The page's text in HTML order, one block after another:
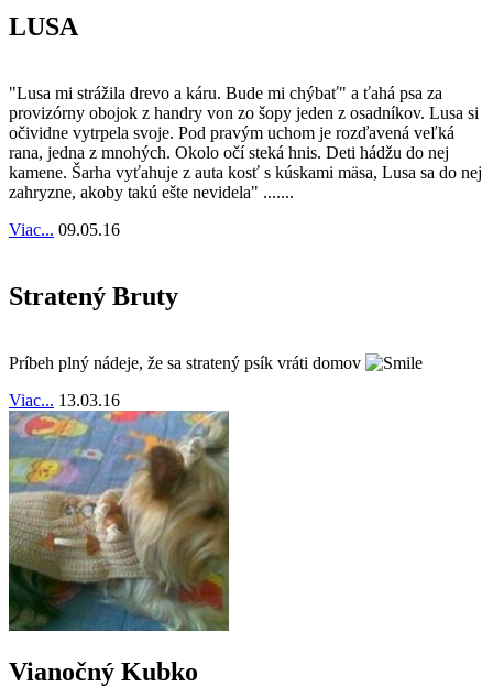
LUSA
"Lusa mi strážila drevo a káru. Bude mi chýbať" a ťahá psa za
provizórny obojok z handry von zo šopy jeden z osadníkov. Lusa si
očividne vytrpela svoje. Pod pravým uchom je rozďavená veľká
rana, jedna z mnohých. Okolo očí steká hnis. Deti hádžu do nej
kamene. Šarha vyťahuje z auta kosť s kúskami mäsa, Lusa sa do nej
zahryzne, akoby takú ešte nevidela" .......
Viac... 09.05.16
Stratený Bruty
Príbeh plný nádeje, že sa stratený psík vráti domov
Viac... 13.03.16
Vianočný Kubko